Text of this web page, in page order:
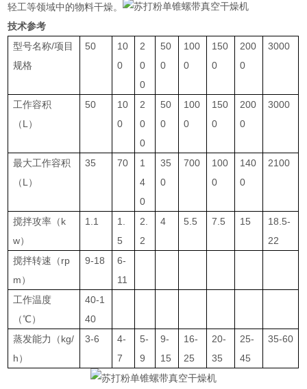
轻工等领域中的物料干燥。
技术参考
型号名称/项目
规格
50
10
0
2
0
0
50
0
100
0
150
0
200
0
3000
工作容积
（L）
50
10
0
2
0
0
50
0
100
0
150
0
200
0
3000
最大工作容积
（L）
35 70
1
4
0
35
0
700
100
0
140
0
2100
搅拌攻率（k
w）
1.1
1.
5
2.
2
4 5.5 7.5 15
18.5-
22
搅拌转速（rp
m）
9-18
6-
11
工作温度
（℃）
40-1
40
蒸发能力（kg/
h）
3-6
4-
7
5-
9
9-
15
16-
25
20-
35
25-
45
35-60